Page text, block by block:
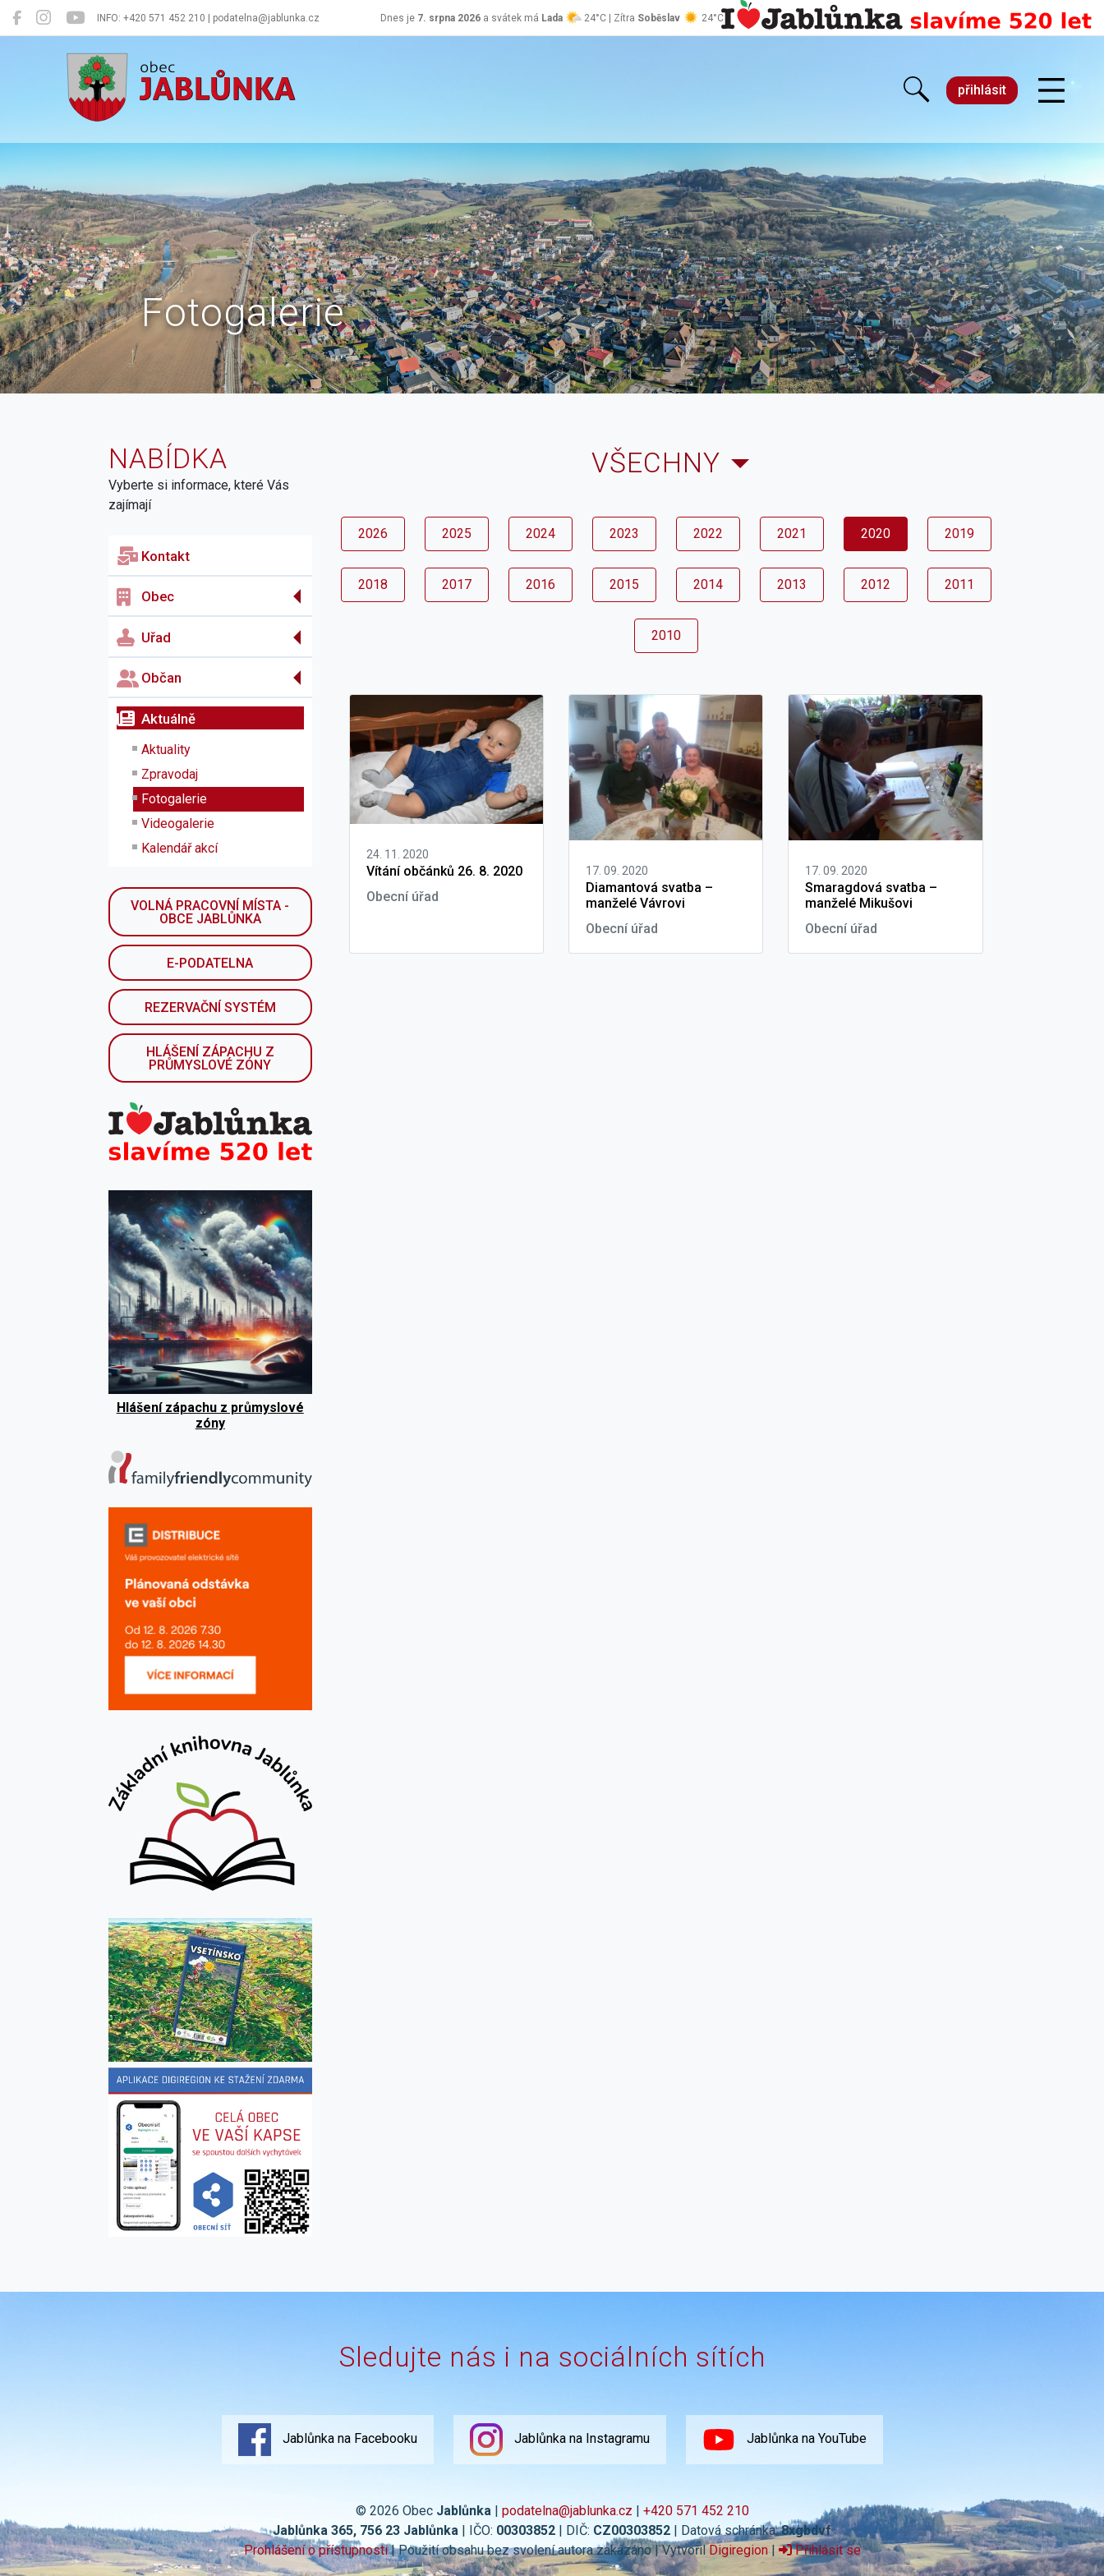
INFO: +420 571 452 210 | podatelna@jablunka.cz Dnes je 7. srpna 2026 a svátek má Lada 24°C | Zítra Soběslav 24°C
Jablůnka
přihlásit
Fotogalerie
NABÍDKA
Vyberte si informace, které Vás
zajímají
Kontakt
Obec
Uřad
Občan
Aktuálně
Aktuality
Zpravodaj
Fotogalerie
Videogalerie
Kalendář akcí
VOLNÁ PRACOVNÍ MÍSTA -
OBCE JABLŮNKA
E-PODATELNA
REZERVAČNÍ SYSTÉM
HLÁŠENÍ ZÁPACHU Z
PRŮMYSLOVÉ ZÓNY
Hlášení zápachu z průmyslové
zóny
VŠECHNY
2026 2025 2024 2023 2022 2021 2020 2019
2018 2017 2016 2015 2014 2013 2012 2011
2010
24. 11. 2020
Vítání občánků 26. 8. 2020
Obecní úřad
17. 09. 2020
Diamantová svatba –
manželé Vávrovi
Obecní úřad
17. 09. 2020
Smaragdová svatba –
manželé Mikušovi
Obecní úřad
Sledujte nás i na sociálních sítích
Jablůnka na Facebooku Jablůnka na Instagramu Jablůnka na YouTube
© 2026 Obec Jablůnka| podatelna@jablunka.cz
+420 571 452 210
Jablůnka 365, 756 23 Jablůnka | IČO: 00303852 | DIČ: CZ00303852 | Datová schránka:8xgbdvf
Prohlášení o přístupnosti| Použití obsahu bez svolení autora zakázáno | VytvořilDigiregion| Přihlásit se